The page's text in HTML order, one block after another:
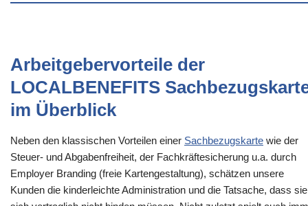
Arbeitgebervorteile der
LOCALBENEFITS
im Überblick
Neben den klassischen Vorteilen einer Sachbezugskarte wie der
Steuer- und Abgabenfreiheit, der Fachkräftesicherung u.a. durch
Employer Branding (freie Kartengestaltung), schätzen unsere
Kunden die kinderleichte Administration und die Tatsache, dass sie